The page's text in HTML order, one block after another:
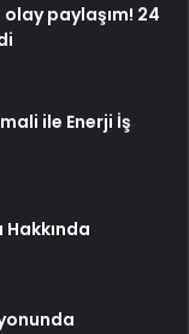
paylaşım! 24
ile Enerji İş
Hakkında